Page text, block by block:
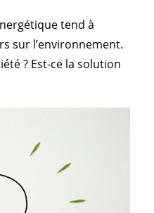
tend à
sur l’environnement.
? Est-ce la solution